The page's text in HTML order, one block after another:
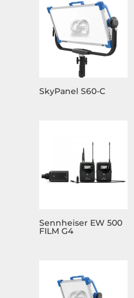
SkyPanel S60-C
Sennheiser EW 500
FILM G4